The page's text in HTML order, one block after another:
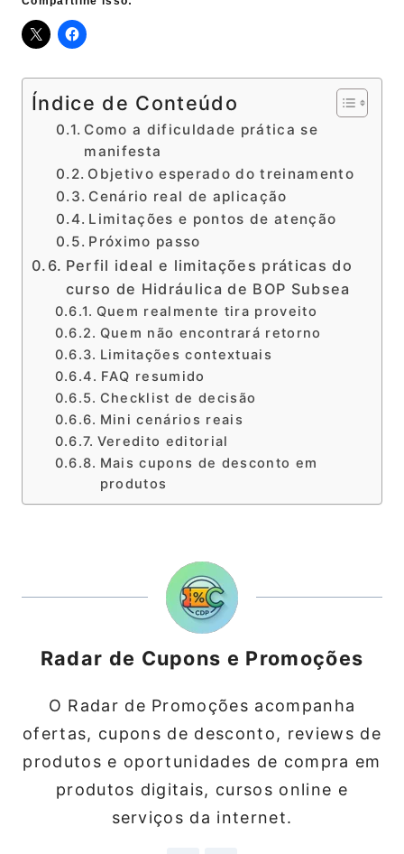
Índice de Conteúdo
Como a dificuldade prática se
manifesta
Objetivo esperado do treinamento
Cenário real de aplicação
Limitações e pontos de atenção
Próximo passo
Perfil ideal e limitações práticas do
curso de Hidráulica de BOP Subsea
Quem realmente tira proveito
Quem não encontrará retorno
Limitações contextuais
FAQ resumido
Checklist de decisão
Mini cenários reais
Veredito editorial
Mais cupons de desconto em
produtos
Radar de Cupons e Promoções
O Radar de Promoções acompanha
ofertas, cupons de desconto, reviews de
produtos e oportunidades de compra em
produtos digitais, cursos online e
serviços da internet.